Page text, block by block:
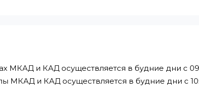
МКАД и КАД осуществляется в будние дни с
МКАД и КАД осуществляется в будние дни с